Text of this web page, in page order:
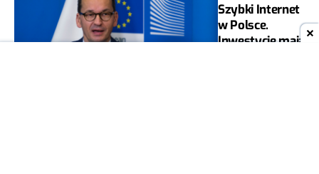
Szybki Internet
w Polsce.
Inwestycje mają